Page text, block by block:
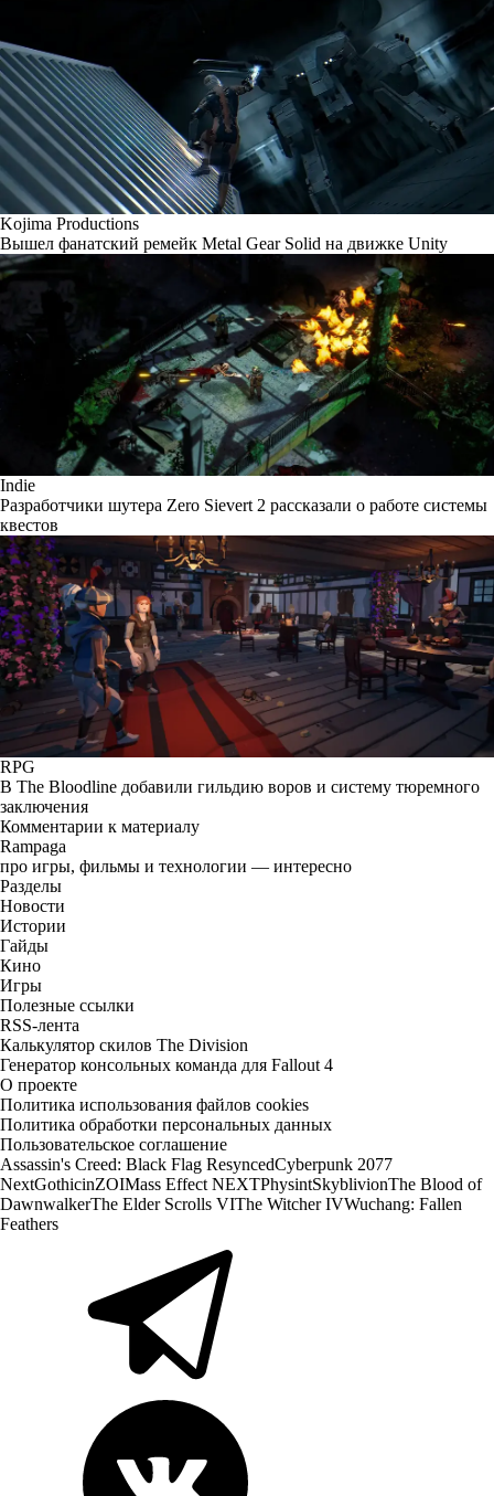
Kojima Productions
Вышел фанатский ремейк Metal Gear Solid на движке Unity
Indie
Разработчики шутера Zero Sievert 2 рассказали о работе системы
квестов
RPG
В The Bloodline добавили гильдию воров и систему тюремного
заключения
Комментарии к материалу
Rampaga
про игры, фильмы и технологии — интересно
Разделы
Новости
Истории
Гайды
Кино
Игры
Полезные ссылки
RSS-лента
Калькулятор скилов The Division
Генератор консольных команда для Fallout 4
О проекте
Политика использования файлов cookies
Политика обработки персональных данных
Пользовательское соглашение
Assassin's Creed: Black Flag ResyncedCyberpunk 2077
NextGothicinZOIMass Effect NEXTPhysintSkyblivionThe Blood of
DawnwalkerThe Elder Scrolls VIThe Witcher IVWuchang: Fallen
Feathers